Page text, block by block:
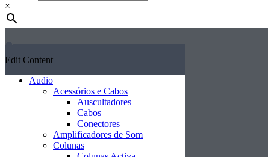
×
Edit Content
Audio
Acessórios e Cabos
Auscultadores
Cabos
Conectores
Amplificadores de Som
Colunas